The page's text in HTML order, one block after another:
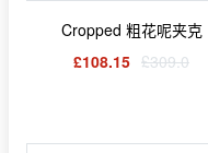
Cropped 粗花呢夹克
£108.15 £309.0